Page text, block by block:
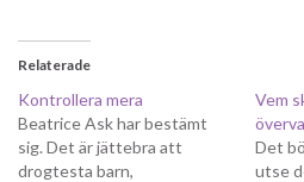
Relaterade
Kontrollera mera
Beatrice Ask har bestämt
sig. Det är jättebra att
drogtesta barn,
Vem
Det
utse